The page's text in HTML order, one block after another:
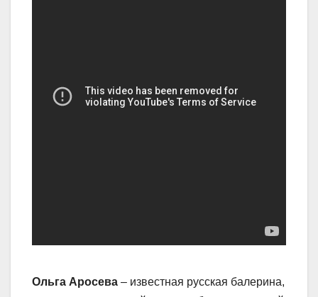
Ольга Аросева – известная русская балерина,